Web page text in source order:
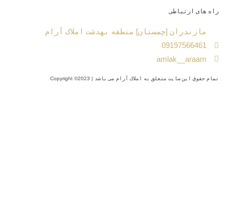
راه های ارتباطی
مازندران [چمستان] منطقه بهدشت املاک آرام
09197566461
amlak__araam
تمام حقوق این سایت متعلق به املاک آرام می باشد | Copyright ©2023